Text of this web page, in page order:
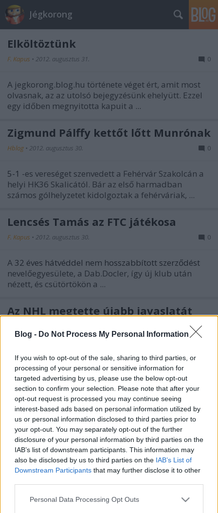
Blog - Do Not Process My Personal Information
If you wish to opt-out of the sale, sharing to third parties, or
processing of your personal or sensitive information for
targeted advertising by us, please use the below opt-out
section to confirm your selection. Please note that after your
opt-out request is processed you may continue seeing
interest-based ads based on personal information utilized by
us or personal information disclosed to third parties prior to
your opt-out. You may separately opt-out of the further
disclosure of your personal information by third parties on the
IAB’s list of downstream participants. This information may
also be disclosed by us to third parties on the IAB’s List of
Downstream Participants that may further disclose it to other
Please note that this website/app uses one or more Google
Personal Data Processing Opt Outs
Jégkorong
Elköltöztünk
F. Kapus • 2012. augusztus 31. 0
A jegkorong.blog.hu története véget ért, amit most
olvasnak, az az utolsó bejegyzésünk ehelyütt. Ezzel
egy időben megnyitotta kapuit a ...
Zigmund Pálffy kettőt lőtt Munrónak
Hblog • 2012. augusztus 30. 0
5-1 -es vereséget szenvedett a Fehérvár Szakolcán a
helyi HK36 Skalicától. Bár az első harmadban
számos gólhelyzetet kidolgoztak a fehérváriak, ...
Lencsés Tamás az FTC játékosa
F. Kapus • 2012. augusztus 30. 0
A 32 éves hátvéddel nem hosszabbított szerződést
nevelőegyesülete, a Dab.Docler, így új klub után
nézett, és csütörtökön a ...
Az NHL megtette újabb javaslatát
NHLPA végeláthatatlan megbeszélései. Talán
először lehet azt mondani, hogy közeledtek az ...
Bemutatkozik az UTE és az FTC is
2012. augusztus 30.
Három mérkőzéssel folytatódik csapataink
felkészülési programja. A Fehérvár a Skalica
otthonában, az Újpest Léván lép jégre, az egyetlen ...
Szlovák válogatott csatár a Mol
Ligában